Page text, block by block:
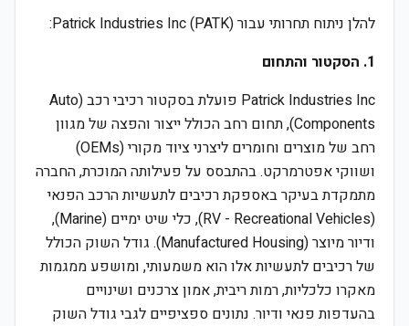
להלן ניתוח תחרותי עבור Patrick Industries Inc (PATK):
1. הסקטור והתחום
Patrick Industries Inc פועלת בסקטור רכיבי רכב (Auto
Components), תחום רחב הכולל ייצור והפצה של מגוון
רחב של מוצרים וחומרים ליצרני ציוד מקורי (OEMs)
ושווקי אפטרמרקט. בהתבסס על פעילותה המוכרת, החברה
מתמקדת בעיקר באספקת רכיבים לתעשיות הרכב הפנאי
(RV - Recreational Vehicles), כלי שיט ימיים (Marine),
ודיור מיוצר (Manufactured Housing). גודל השוק הכולל
של רכיבים לתעשיות אלו הוא משמעותי, ומושפע ממגמות
מאקרו כלכליות, רמות ריבית, אמון צרכנים ושינויים
בהעדפות פנאי ודיור. נתונים ספציפיים לגבי גודל השוק